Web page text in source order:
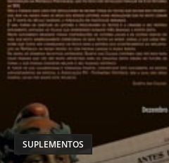
SUPLEMENTOS